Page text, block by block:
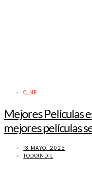
CINE
Mejores Películas
mejores películas
13 MAYO, 2025
TODOINDIE